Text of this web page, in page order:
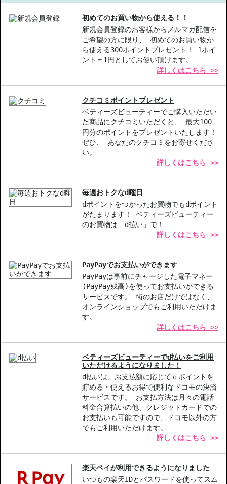
瞬時に浸透-迅速に肌になじみ、うるおいが行き渡る感覚を実感。
生命感あふれる輝き-継続使用で肌のハリが改善され、若々しい印
【こんな方へおすすめ】
乾燥によるダメージを改善したい方
商品番号：10814728
にきび
初めてのお買い物から使える！！
新規会員登録のお客様からメルマガ配信を
ご希望の方に限り、 初めてのお買い物か
ら使える300ポイントプレゼント！ 1ポイ
ント＝1円としてお使い頂けます。
詳しくはこちら >>
クチコミポイントプレゼント
ベティーズビューティーでご購入いただい
た商品にクチコミいただくと、 最大100
円分のポイントをプレゼントいたします！
ぜひ、 あなたのクチコミをお寄せくださ
い。
詳しくはこちら >>
毎週おトクなd曜日
dポイントをつかったお買物でもdポイント
がたまります！ ベティーズビューティー
のお買物は「d払い」で！
詳しくはこちら >>
PayPayでお支払いができます
PayPayは事前にチャージした電子マネー
(PayPay残高)を使ってお支払いができる
サービスです。 街のお店だけではなく、
オンラインショップでもご利用いただけま
す。
詳しくはこちら >>
ベティーズビューティーでd払いをご利用
いただけるようになりました！
d払いは、お支払額に応じてｄポイントを
貯める・使えるお得で便利なドコモの決済
サービスです。 お支払方法は月々の電話
料金合算払いの他、クレジットカードでの
お支払いも可能ですので、ドコモ以外の方
でもご利用いただけます。
詳しくはこちら >>
楽天ペイが利用できるようになりました
いつもの楽天IDとパスワードを使ってスム